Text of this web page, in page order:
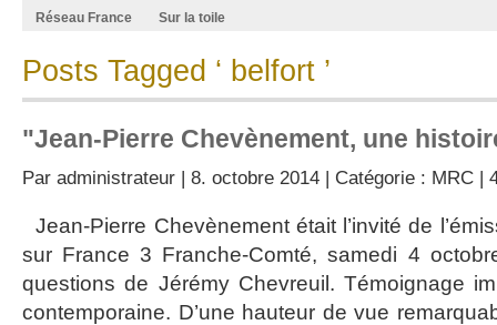
Réseau France
Sur la toile
Posts Tagged ‘ belfort ’
"Jean-Pierre Chevènement, une
Par administrateur | 8. octobre 2014 | Catégorie : MRC |
Jean-Pierre Chevènement était l’invité de
sur France 3 Franche-Comté, samedi 4
questions de Jérémy Chevreuil. Témoignage
contemporaine. D’une hauteur de vue